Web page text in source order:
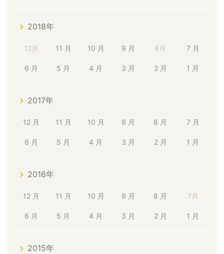
2018年
12月 11 月 10 月 9 月 8月 7 月
6 月 5 月 4 月 3 月 2 月 1 月
2017年
12 月 11 月 10 月 9 月 8 月 7 月
6 月 5 月 4 月 3 月 2 月 1 月
2016年
12 月 11 月 10 月 9 月 8 月 7月
6 月 5 月 4 月 3 月 2 月 1 月
2015年